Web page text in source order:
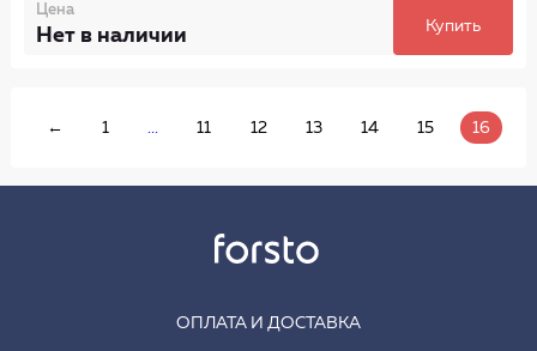
Цена
Нет в наличии Купить
← 1 ... 11 12 13 14 15 16
ОПЛАТА И ДОСТАВКА